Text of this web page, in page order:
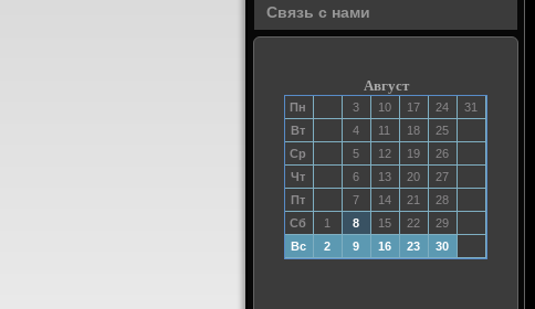
Связь с нами
Август
Пн 3 10 17 24
31
Вт
4 11 18
25
Ср
5 12 19
26
Чт
6 13 20
27
Пт
7 14 21
28
Сб
1 8 15 22
29
Вс
2 9 16 23 30